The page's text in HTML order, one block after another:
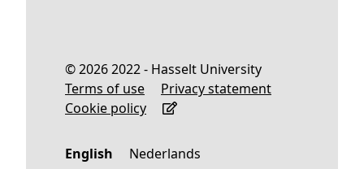
© 2026 2022 - Hasselt University
Terms of use
Privacy statement
Cookie policy
English Nederlands